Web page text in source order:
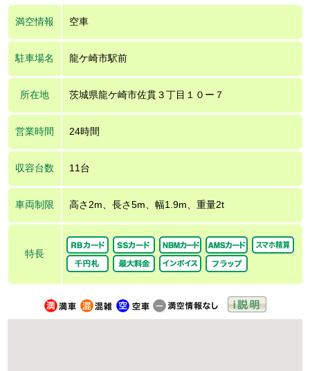
満空情報 空車
駐車場名 龍ケ崎市駅前
所在地 茨城県龍ケ崎市佐貫３丁目１０ー７
営業時間 24時間
収容台数 11台
車両制限 高さ2m、長さ5m、幅1.9m、重量2t
特長